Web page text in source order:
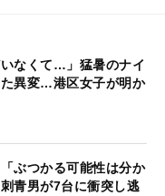
いなくて…」猛暑のナイ
た異変…港区女子が明か
ぶつかる可能性は分か
青男が7台に衝突し逃